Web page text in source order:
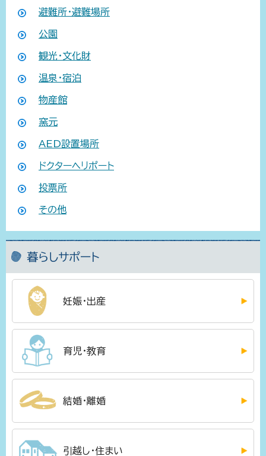
避難所・避難場所
公園
観光・文化財
温泉・宿泊
物産館
窯元
AED設置場所
ドクターヘリポート
投票所
その他
暮らしサポート
妊娠・出産
育児・教育
結婚・離婚
引越し・住まい